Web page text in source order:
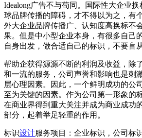
Idealong广告不与苟同。国际性大企业
球品牌传播的障碍，才不得以为之，有
外大企业品牌传播广、认知度高换标不
果。但是中小型企业本身，有很多自己
自身出发，做合适自己的标识，不要盲从
帮助企获得源源不断的利润及收益，除
和一流的服务，公司声誉和影响也是刺
层心理因素。因此，一个鲜明成功的公
至为关键的因素。作为公司第一形象的
在商业界得到重大关注并成为商业成功
部分，起着举足轻重的作用。
标识设计服务项目：企业标识，公司标